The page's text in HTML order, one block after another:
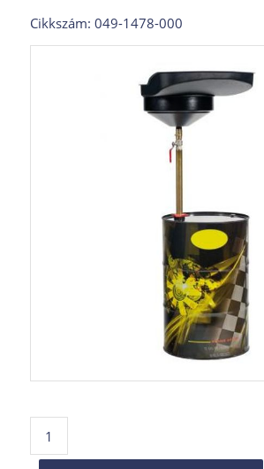
Cikkszám: 049-1478-000